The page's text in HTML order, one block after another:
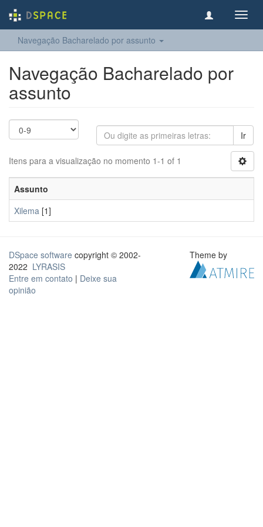
Navegação Bacharelado por assunto
Navegação Bacharelado por
assunto
Ir
Itens para a visualização no momento 1-1 of 1
Assunto
Xilema [1]
DSpace software copyright © 2002-
2022 LYRASIS
Entre em contato | Deixe sua
opinião
Theme by